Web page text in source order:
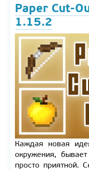
Paper Cut-
1.15.2
Каждая новая
окружения,
просто приятной.